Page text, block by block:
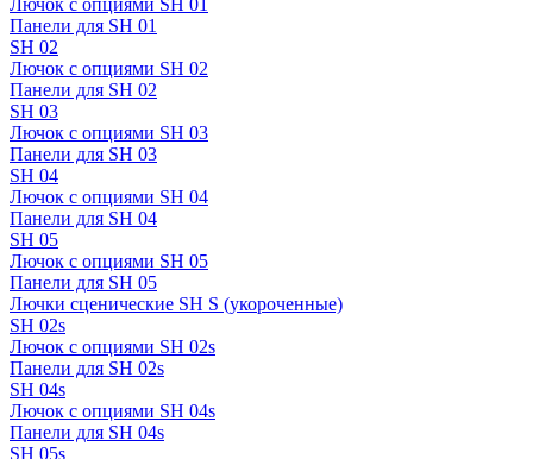
Лючок с опциями SH 01
Панели для SH 01
SH 02
Лючок с опциями SH 02
Панели для SH 02
SH 03
Лючок с опциями SH 03
Панели для SH 03
SH 04
Лючок с опциями SH 04
Панели для SH 04
SH 05
Лючок с опциями SH 05
Панели для SH 05
Лючки сценические SH S (укороченные)
SH 02s
Лючок с опциями SH 02s
Панели для SH 02s
SH 04s
Лючок с опциями SH 04s
Панели для SH 04s
SH 05s